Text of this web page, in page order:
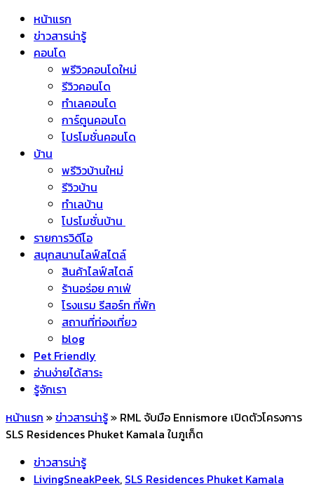
หน้าแรก
ข่าวสารน่ารู้
คอนโด
พรีวิวคอนโดใหม่
รีวิวคอนโด
ทำเลคอนโด
การ์ตูนคอนโด
โปรโมชั่นคอนโด
บ้าน
พรีวิวบ้านใหม่
รีวิวบ้าน
ทำเลบ้าน
โปรโมชั่นบ้าน
รายการวิดีโอ
สนุกสนานไลฟ์สไตล์
สินค้าไลฟ์สไตล์
ร้านอร่อย คาเฟ่
โรงแรม รีสอร์ท ที่พัก
สถานที่ท่องเที่ยว
blog
Pet Friendly
อ่านง่ายได้สาระ
รู้จักเรา
หน้าแรก »ข่าวสารน่ารู้» RML จับมือ Ennismore เปิดตัวโครงการ
SLS Residences Phuket Kamala ในภูเก็ต
ข่าวสารน่ารู้
LivingSneakPeek, SLS Residences Phuket Kamala